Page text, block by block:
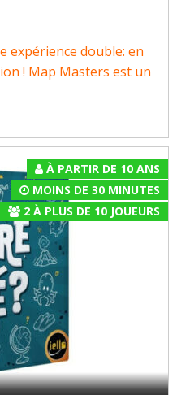
expérience double: en
! Map Masters est un
À PARTIR DE 10 ANS
MOINS DE 30 MINUTES
2À PLUS DE 10JOUEURS